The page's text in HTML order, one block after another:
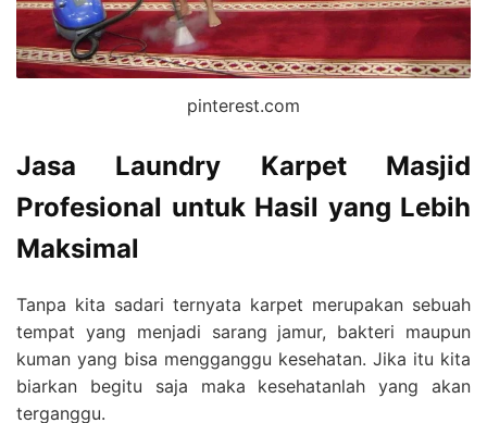
pinterest.com
Jasa Laundry Karpet Masjid
Profesional untuk Hasil yang Lebih
Maksimal
Tanpa kita sadari ternyata karpet merupakan sebuah
tempat yang menjadi sarang jamur, bakteri maupun
kuman yang bisa mengganggu kesehatan. Jika itu kita
biarkan begitu saja maka kesehatanlah yang akan
terganggu.